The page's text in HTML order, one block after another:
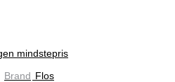
mindstepris
Brand Flos